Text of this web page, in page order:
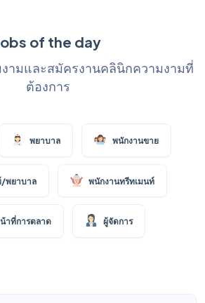
of the day
ามและสมัครงานคลินิกความงามที่
ต้องการ
พยาบาล พนักงานขาย
พยาบาล พนักงานทรีทเมนท์
น้าที่การตลาด ผู้จัดการ